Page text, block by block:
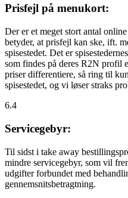
Prisfejl på menukort:
Der er et meget stort antal
betyder, at prisfejl kan ske, ift.
spisestedet. Det er
som findes på deres R2N profil
priser differentiere, så ring til
spisestedet, og vi løser straks
6.4
Servicegebyr:
Til sidst i take away
mindre servicegebyr, som vil
udgifter forbundet med
gennemsnitsbetragtning.